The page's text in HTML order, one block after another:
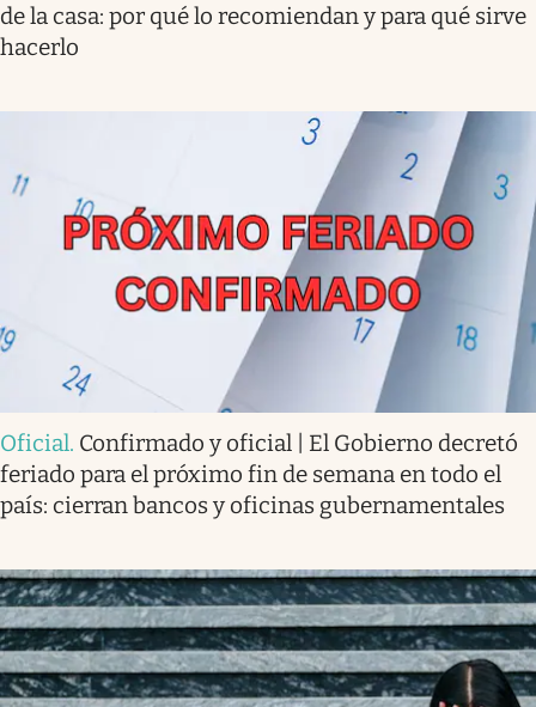
de la casa: por qué lo recomiendan y para qué sirve
hacerlo
Oficial. Confirmado y oficial | El Gobierno decretó
feriado para el próximo fin de semana en todo el
país: cierran bancos y oficinas gubernamentales